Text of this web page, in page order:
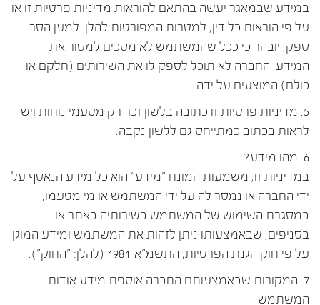
במידע שבמאגר יעשה בהתאם להוראות מדיניות פרטיות זו או
על פי הוראות כל דין, למטרות המפורטות להלן. למען הסר
ספק, יובהר כי ככל שהמשתמש לא מסכים למסור את
המידע, החברה לא תוכל לספק לו את השירותים (חלקם או
כולם) המוצעים על ידה.
5. מדיניות פרטיות זו כתובה בלשון זכר רק מטעמי נוחות ויש
לראות בכתוב כמתייחס גם ללשון נקבה.
6. מהו מידע?
במדיניות זו, משמעות המונח "מידע" הוא כל מידע הנאסף על
ידי החברה או נמסר לה על ידי המשתמש או מי מטעמו,
במסגרת השימוש של המשתמש בשירותיה באתר או
בסניפים, שבאמצעותו ניתן לזהות את המשתמש ומידע המוגן
על פי חוק הגנת הפרטיות, התשמ"א-1981 (להלן: "החוק").
7. המקורות שבאמצעותם החברה אוספת מידע אודות
המשתמש